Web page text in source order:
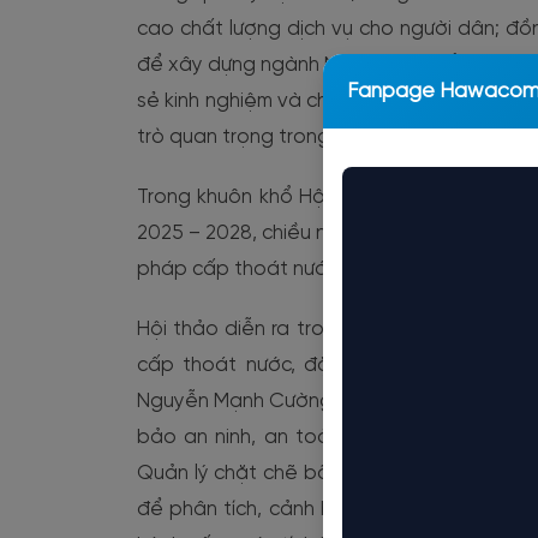
cao chất lượng dịch vụ cho người dân;
để xây dựng ngành Nước phát triển hiện
sẻ kinh nghiệm và chuyển giao công
trò quan trọng trong quá trình hiện đại hóa
Trong khuôn khổ Hội nghị Ban Chấp
2025 – 2028, chiều ngày 8/5/2026, Chi
pháp cấp thoát nước ứng phó biến đổi khí
Hội thảo diễn ra trong bối cảnh biến đổi
cấp thoát nước, đặc biệt tại khu vực
Nguyễn Mạnh Cường - Phó phòng Kỹ
bảo an ninh, an toàn nguồn nước Hà
Quản lý chặt chẽ bãi giếng và điểm lấy
để phân tích, cảnh báo sớm các rủi ro.
Fanpage